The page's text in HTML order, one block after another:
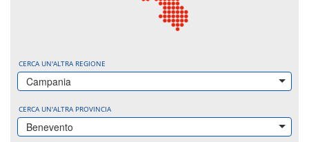
CERCA UN'ALTRA REGIONE
Campania
CERCA UN'ALTRA PROVINCIA
Benevento